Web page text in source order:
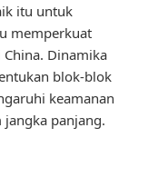
itu untuk
memperkuat
Dinamika
blok-blok
keamanan
panjang.